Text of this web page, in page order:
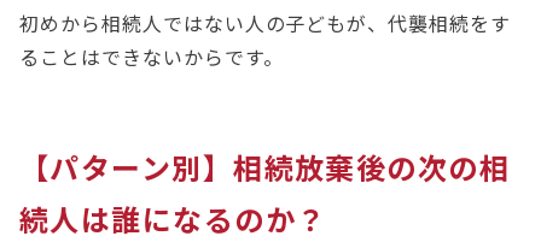
初めから相続人ではない人の子どもが、代襲相続をす
ることはできないからです。
【パターン別】相続放棄後の次の相
続人は誰になるのか？